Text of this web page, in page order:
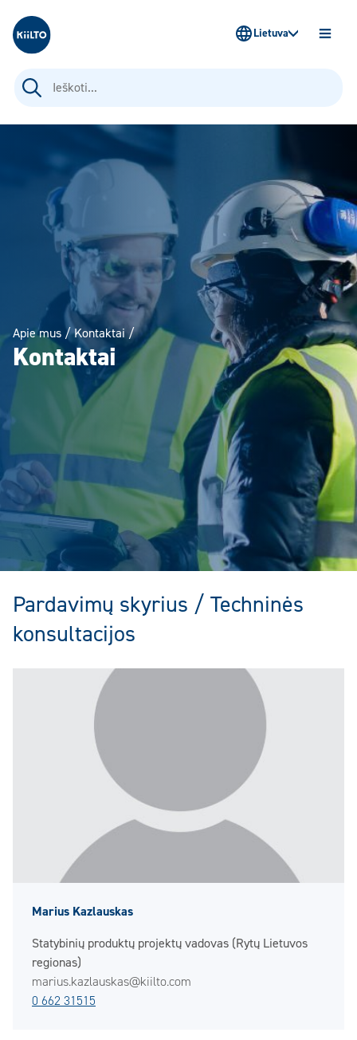
Kiilto Lietuva
Ieškoti:
Lietuva
Apie mus /Kontaktai/
Kontaktai
Pardavimų skyrius / Techninės
konsultacijos
Marius Kazlauskas
Statybinių produktų projektų vadovas (Rytų Lietuvos
regionas)
marius.kazlauskas@kiilto.com
0 662 31515